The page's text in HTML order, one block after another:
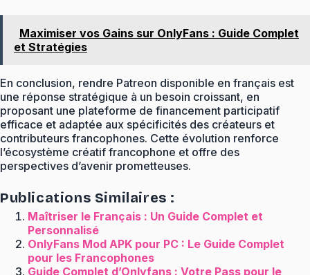
Maximiser vos Gains sur OnlyFans : Guide Complet
et Stratégies
En conclusion, rendre Patreon disponible en français est
une réponse stratégique à un besoin croissant, en
proposant une plateforme de financement participatif
efficace et adaptée aux spécificités des créateurs et
contributeurs francophones. Cette évolution renforce
l’écosystème créatif francophone et offre des
perspectives d’avenir prometteuses.
Publications Similaires :
Maîtriser le Français : Un Guide Complet et
Personnalisé
OnlyFans Mod APK pour PC : Le Guide Complet
pour les Francophones
Guide Complet d’Onlyfans : Votre Pass pour le